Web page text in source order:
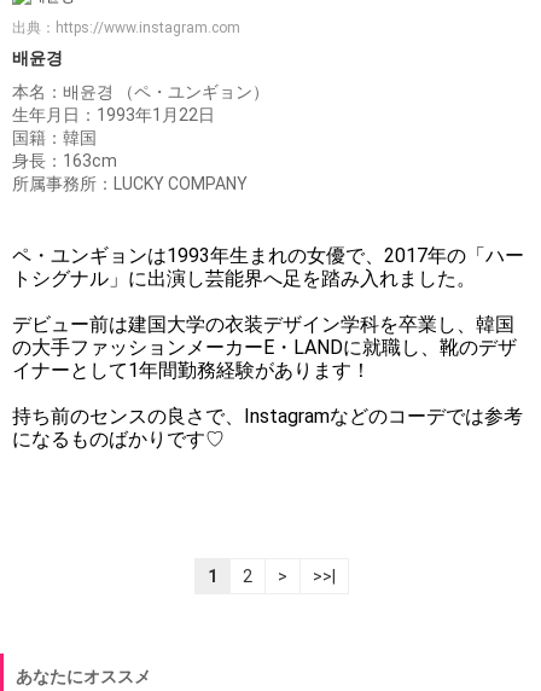
出典： https://www.instagram.com
배윤경
本名：배윤경 （ペ・ユンギョン）
生年月日：1993年1月22日
国籍：韓国
身長：163cm
所属事務所：LUCKY COMPANY
ペ・ユンギョンは1993年生まれの女優で、2017年の「ハー
トシグナル」に出演し芸能界へ足を踏み入れました。
デビュー前は建国大学の衣装デザイン学科を卒業し、韓国
の大手ファッションメーカーE・LANDに就職し、靴のデザ
イナーとして1年間勤務経験があります！
持ち前のセンスの良さで、Instagramなどのコーデでは参考
になるものばかりです♡
1 2 > >>|
あなたにオススメ